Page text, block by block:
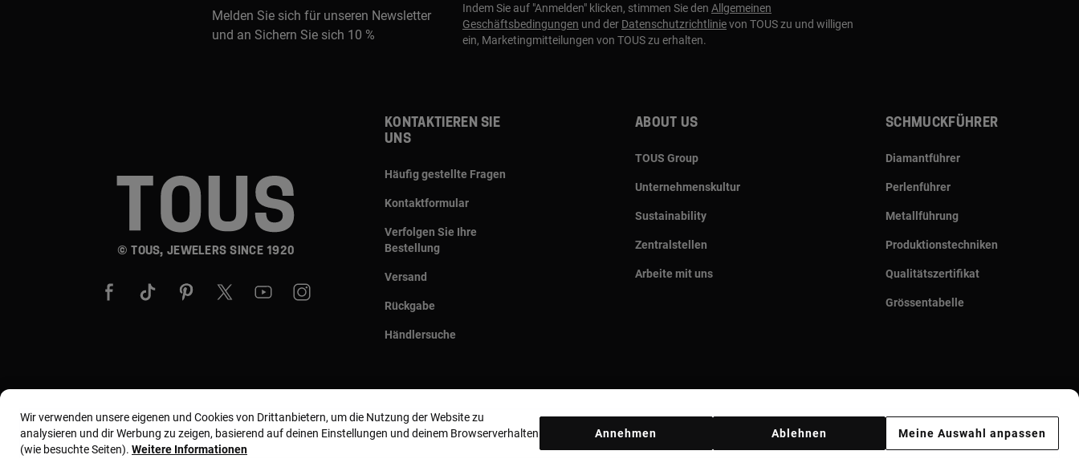
Melden Sie sich für unseren Newsletter
und an Sichern Sie sich 10 %
Indem Sie auf "Anmelden" klicken, stimmen Sie den Allgemeinen
Geschäftsbedingungen und der Datenschutzrichtlinievon TOUS zu und willigen
ein, Marketingmitteilungen von TOUS zu erhalten.
© TOUS, JEWELERS SINCE 1920
Kontaktieren sie
uns
Häufig gestellte Fragen
Kontaktformular
Verfolgen Sie Ihre
Bestellung
Versand
Rückgabe
Händlersuche
About us
TOUS Group
Unternehmenskultur
Sustainability
Zentralstellen
Arbeite mit uns
Schmuckführer
Diamantführer
Perlenführer
Metallführung
Produktionstechniken
Qualitätszertifikat
Grössentabelle
Land und Währung: Germany / Euro
Wir verwenden unsere eigenen und Cookies von Drittanbietern, um die Nutzung der Website zu
analysieren und dir Werbung zu zeigen, basierend auf deinen Einstellungen und deinem Browserverhalten
(wie besuchte Seiten). Weitere Informationen
Meine Auswahl anpassen
Ablehnen
Annehmen